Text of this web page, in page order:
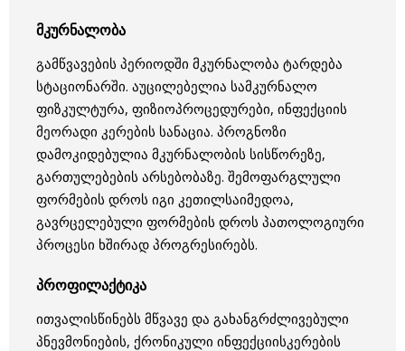
მკურნალობა
გამწვავების პერიოდში მკურნალობა ტარდება
სტაციონარში. აუცილებელია სამკურნალო
ფიზკულტურა, ფიზიოპროცედურები, ინფექციის
მეორადი კერების სანაცია. პროგნოზი
დამოკიდებულია მკურნალობის სისწორეზე,
გართულებების არსებობაზე. შემოფარგლული
ფორმების დროს იგი კეთილსაიმედოა,
გავრცელებული ფორმების დროს პათოლოგიური
პროცესი ხშირად პროგრესირებს.
პროფილაქტიკა
ითვალისწინებს მწვავე და გახანგრძლივებული
პნევმონიების, ქრონიკული ინფექციისკერების